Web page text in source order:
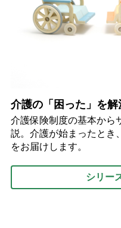
介護の「困った」を
介護保険制度の基本から
説。介護が始まったとき
をお届けします。
シリー